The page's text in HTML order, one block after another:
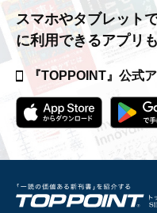
スマホやタブレット
に利用できるアプリ
『TOPPOINT』公式